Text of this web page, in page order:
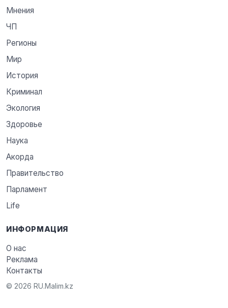
Мнения
ЧП
Регионы
Мир
История
Криминал
Экология
Здоровье
Наука
Акорда
Правительство
Парламент
Life
ИНФОРМАЦИЯ
О нас
Реклама
Контакты
© 2026 RU.Malim.kz